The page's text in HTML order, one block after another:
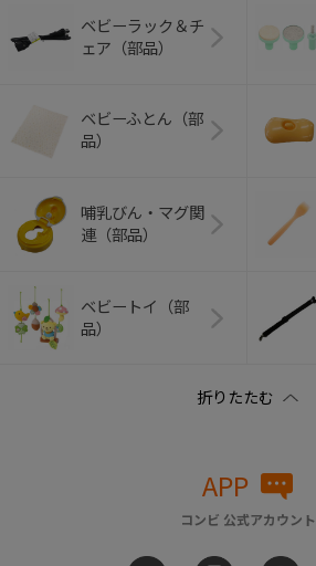
ベビーラック＆チ
ェア（部品）
ベビーふとん（部
品）
哺乳びん・マグ関
連（部品）
ベビートイ（部
品）
APP
コンビ 公式アカウント